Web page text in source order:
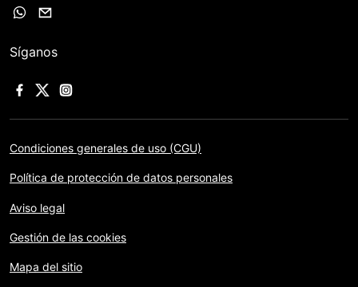
Síganos
Condiciones generales de uso (CGU)
Política de protección de datos personales
Aviso legal
Gestión de las cookies
Mapa del sitio